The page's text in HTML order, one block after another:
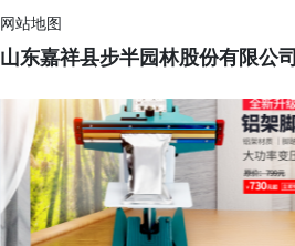
网站地图
山东嘉祥县步半园林股份有限公司